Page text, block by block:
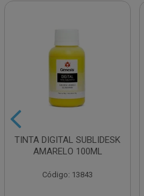
TINTA DIGITAL SUBLIDESK
AMARELO 100ML
Código: 13843